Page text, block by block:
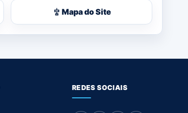
Mapa do Site
REDES SOCIAIS